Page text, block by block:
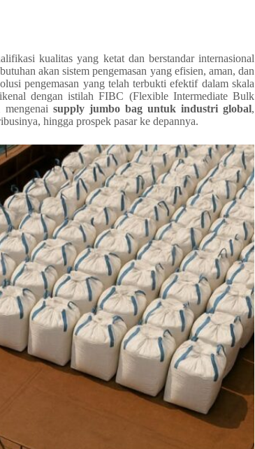
kualitas yang ketat dan berstandar internasional
akan sistem pengemasan yang efisien, aman, dan
pengemasan yang telah terbukti efektif dalam skala
dengan istilah FIBC (Flexible Intermediate Bulk
supply jumbo bag untuk industri global,
hingga prospek pasar ke depannya.